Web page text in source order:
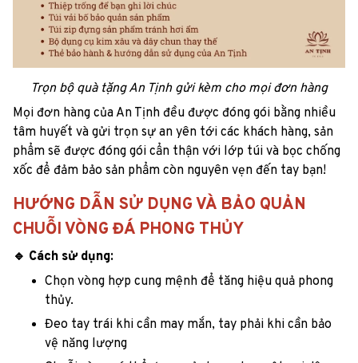
Trọn bộ quà tặng An Tịnh gửi kèm cho mọi đơn hàng
Mọi đơn hàng của An Tịnh đều được đóng gói bằng nhiều
tâm huyết và gửi trọn sự an yên tới các khách hàng, sản
phẩm sẽ được đóng gói cẩn thận với lớp túi và bọc chống
xốc để đảm bảo sản phẩm còn nguyên vẹn đến tay bạn!
HƯỚNG DẪN SỬ DỤNG VÀ BẢO QUẢN
CHUỖI VÒNG ĐÁ PHONG THỦY
🔹 Cách sử dụng:
Chọn vòng hợp cung mệnh để tăng hiệu quả phong
thủy.
Đeo tay trái khi cần may mắn, tay phải khi cần bảo
vệ năng lượng